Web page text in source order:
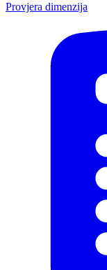
Provjera dimenzija